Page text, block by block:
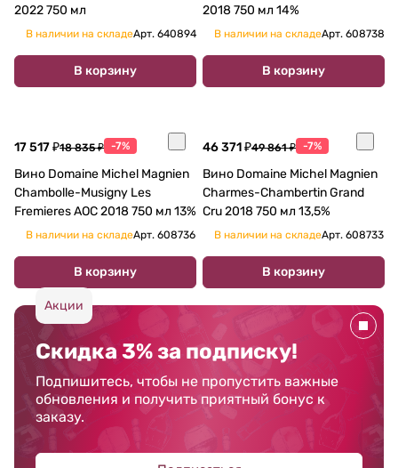
2022 750 мл
В наличии на складеАрт. 640894
В корзину
2018 750 мл 14%
В наличии на складеАрт. 608738
В корзину
17 517 ₽18 835 ₽ -7%
Вино Domaine Michel Magnien
Chambolle-Musigny Les
Fremieres AOC 2018 750 мл 13%
В наличии на складеАрт. 608736
В корзину
46 371 ₽49 861 ₽ -7%
Вино Domaine Michel Magnien
Charmes-Chambertin Grand
Cru 2018 750 мл 13,5%
В наличии на складеАрт. 608733
В корзину
Акции
Скидка 3% за подписку!
Подпишитесь, чтобы не пропустить важные
обновления и получить приятный бонус к
заказу.